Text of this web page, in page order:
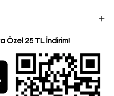
Özel 25 TL İndirim!